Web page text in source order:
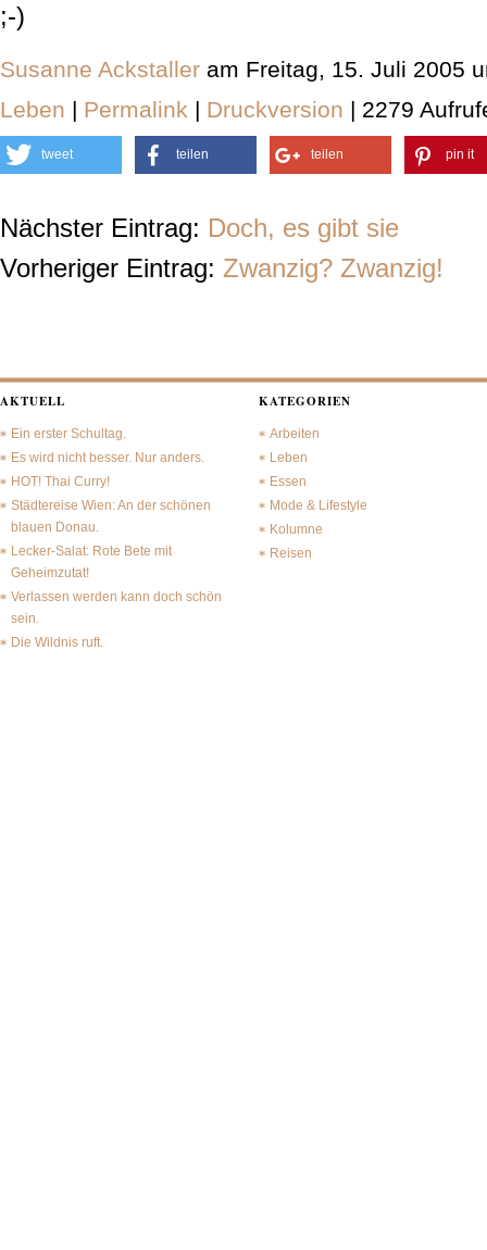
;-)
Susanne Ackstaller am Freitag, 15. Juli 2005
Leben | Permalink | Druckversion | 2279
tweet teilen teilen pin it
Nächster Eintrag: Doch, es gibt sie
Vorheriger Eintrag: Zwanzig? Zwanzig!
AKTUELL
Ein erster Schultag.
Es wird nicht besser. Nur anders.
HOT! Thai Curry!
Städtereise Wien: An der schönen
blauen Donau.
Lecker-Salat: Rote Bete mit
Geheimzutat!
Verlassen werden kann doch schön
sein.
Die Wildnis ruft.
KATEGORIEN
Arbeiten
Leben
Essen
Mode & Lifestyle
Kolumne
Reisen